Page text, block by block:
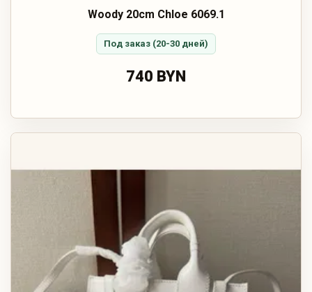
Woody 20cm Chloe 6069.1
Под заказ (20-30 дней)
740 BYN